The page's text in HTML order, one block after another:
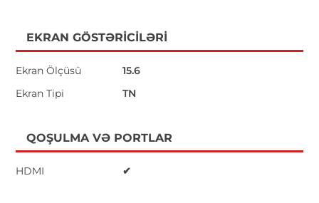
EKRAN GÖSTƏRICILƏRI
Ekran Ölçüsü
15.6
Ekran Tipi
TN
QOŞULMA VƏ PORTLAR
HDMI ✔